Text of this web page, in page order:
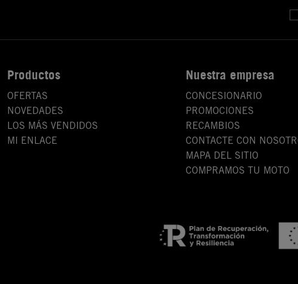
Productos
OFERTAS
NOVEDADES
LOS MÁS VENDIDOS
MI ENLACE
Nuestra empresa
CONCESIONARIO
PROMOCIONES
RECAMBIOS
CONTACTE CON
MAPA DEL SITIO
COMPRAMOS TU MOTO